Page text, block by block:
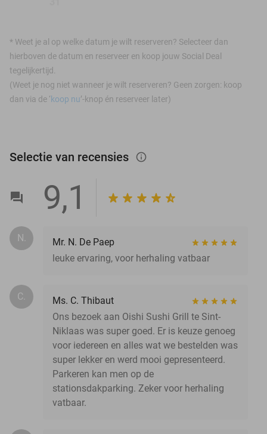
* Weet je al op welke datum je wilt reserveren? Selecteer dan
hierboven de datum en reserveer en koop jouw Social Deal
tegelijkertijd.
(Weet je nog niet wanneer je wilt reserveren? Geen zorgen: koop
dan via de ‘koop nu’-knop én reserveer later)
Selectie van recensies info_outlined
9,1
N.
Mr. N. De Paep
leuke ervaring, voor herhaling vatbaar
C.
Ms. C. Thibaut
Ons bezoek aan Oishi Sushi Grill te Sint-
Niklaas was super goed. Er is keuze genoeg
voor iedereen en alles wat we bestelden was
super lekker en werd mooi gepresenteerd.
Parkeren kan men op de
stationsdakparking. Zeker voor herhaling
vatbaar.